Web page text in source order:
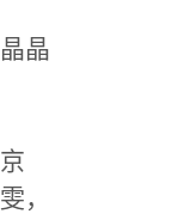
晶
，